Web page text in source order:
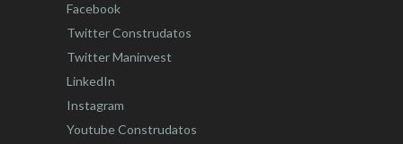
Facebook
Twitter Construdatos
Twitter Maninvest
LinkedIn
Instagram
Youtube Construdatos